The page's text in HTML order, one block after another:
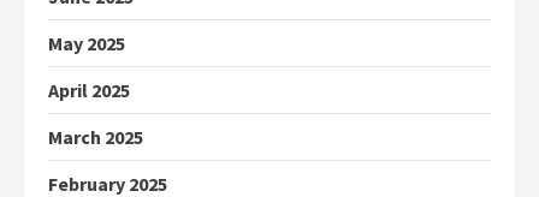
May 2025
April 2025
March 2025
February 2025